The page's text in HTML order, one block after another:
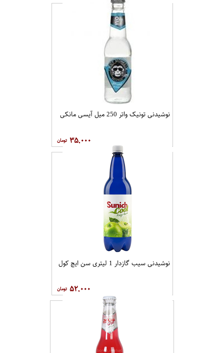
نوشیدنی تونیک واتر 250 میل آیسی مانکی
۳۵,۰۰۰
نوشیدنی سیب گازدار 1 لیتری سن ایچ کول
۵۲,۰۰۰